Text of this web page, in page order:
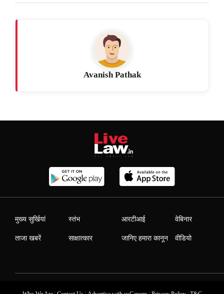
Avanish Pathak
मुख्य सुर्खियां
ताजा खबरें
स्तंभ
साक्षात्कार
आरटीआई
जानिए हमारा कानून
वेबिनार
वीडियो